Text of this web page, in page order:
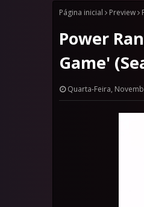
Página inicial Preview
Power
Game'
Quarta-Feira,